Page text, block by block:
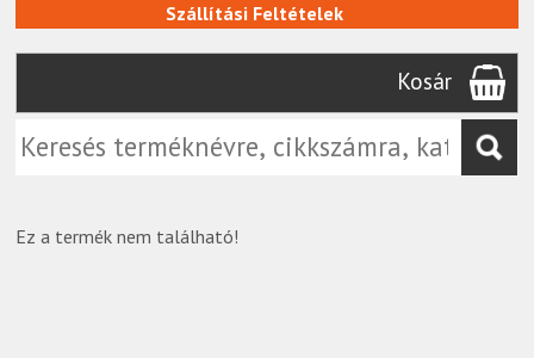
Szállítási Feltételek
Kosár
Ez a termék nem található!